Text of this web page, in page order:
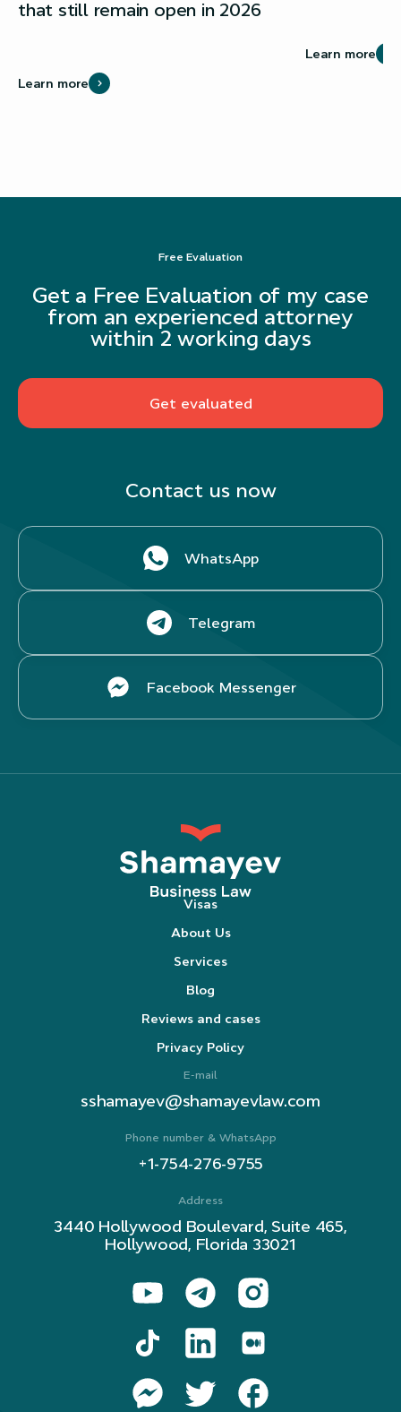
that still remain open in 2026
Learn more
Learn more
Free Evaluation
Get a Free Evaluation of my case
from an experienced attorney
within 2 working days
Get evaluated
Contact us now
WhatsApp
Telegram
Facebook Messenger
Visas
About Us
Services
Blog
Reviews and cases
Privacy Policy
E-mail
sshamayev@shamayevlaw.com
Phone number & WhatsApp
+1-754-276-9755
Address
3440 Hollywood Boulevard, Suite 465,
Hollywood, Florida 33021